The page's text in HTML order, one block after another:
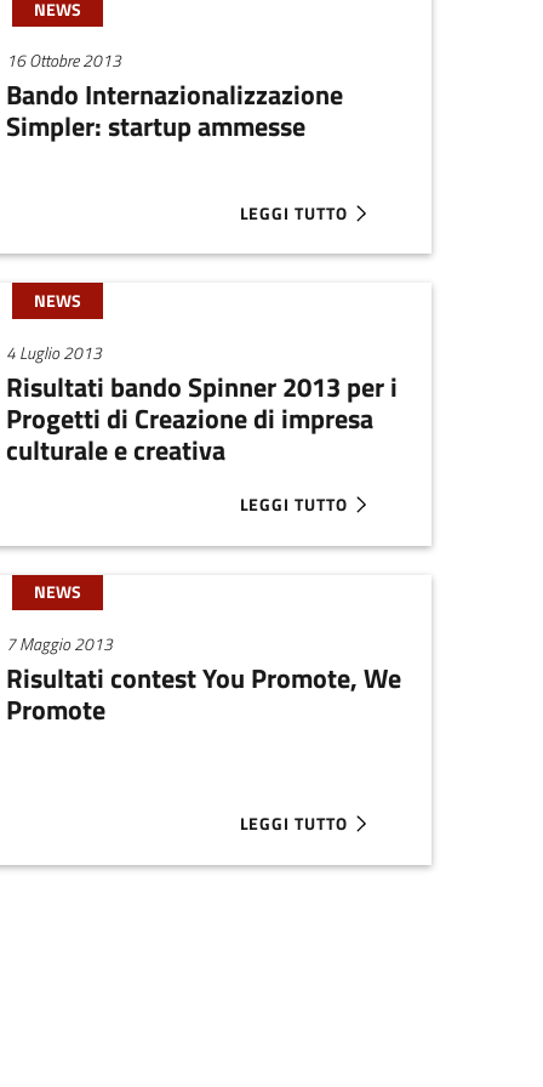
SARANNO PRESENTI A START2B 2014
NEWS
16 Ottobre 2013
Bando Internazionalizzazione
Simpler: startup ammesse
LEGGI TUTTO
ABOUT BANDO
DEL BANDO DELLA REGIONE PER LE STARTUP INNOVATIVE E
NEWS
4 Luglio 2013
Risultati bando Spinner 2013 per i
Progetti di Creazione di impresa
culturale e creativa
LEGGI TUTTO
ABOUT RISULTATI BANDO SPINNER
SELEZIONI PER START2B E START2BUSINESS
NEWS
7 Maggio 2013
Risultati contest You Promote, We
Promote
LEGGI TUTTO
ABOUT RISULTATI CONTEST YOU